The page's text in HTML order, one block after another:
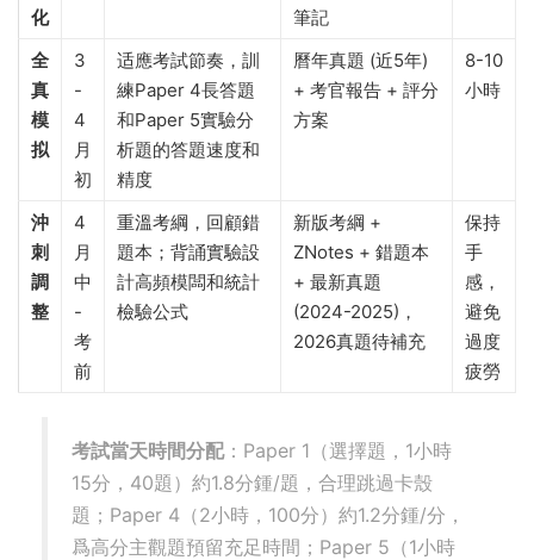
化
筆記
全
真
模
拟
3
-
4
月
初
适應考試節奏，訓
練Paper 4長答題
和Paper 5實驗分
析題的答題速度和
精度
曆年真題 (近5年)
+ 考官報告 + 評分
方案
8-10
小時
沖
刺
調
整
4
月
中
-
考
前
重溫考綱，回顧錯
題本；背誦實驗設
計高頻模闆和統計
檢驗公式
新版考綱 +
ZNotes + 錯題本
+ 最新真題
(2024-2025)，
2026真題待補充
保持
手
感，
避免
過度
疲勞
考試當天時間分配：Paper 1（選擇題，1小時
15分，40題）約1.8分鍾/題，合理跳過卡殼
題；Paper 4（2小時，100分）約1.2分鍾/分，
爲高分主觀題預留充足時間；Paper 5（1小時